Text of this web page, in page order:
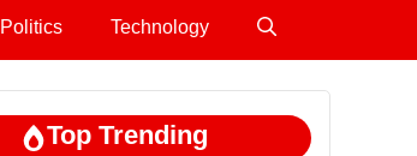
Politics Technology
Top Trending